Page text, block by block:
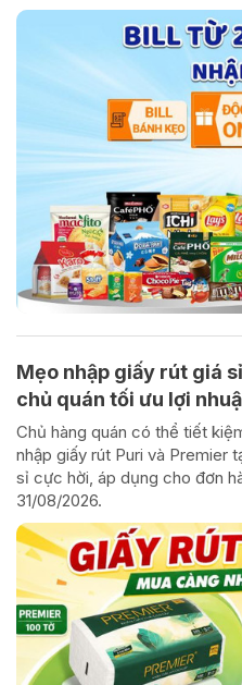
Mẹo nhập giấy rút giá
chủ quán tối ưu lợi
Chủ hàng quán có thể tiết
nhập giấy rút Puri và Premier
sỉ cực hời, áp dụng cho đơn
31/08/2026.